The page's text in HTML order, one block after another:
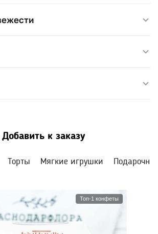
Добавить к заказу
Торты Мягкие игрушки
Топ-1 конфеты